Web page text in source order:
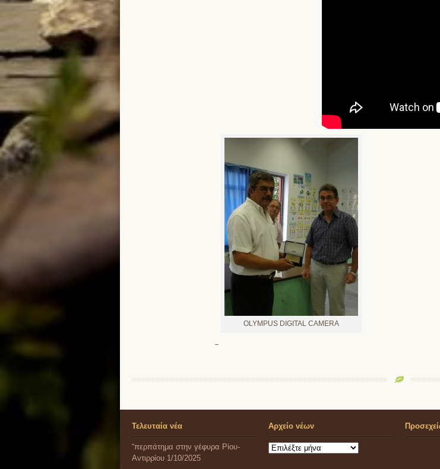
OLYMPUS DIGITAL CAMERA
Τελευταία νέα
“περπάτημα στην γέφυρα Ρίου-
Αντιρρίου 1/10/2025
Αρχείο νέων
Αρχείο